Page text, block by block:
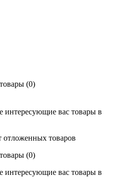
(0)
интересующие вас товары в
отложенных товаров
(0)
интересующие вас товары в